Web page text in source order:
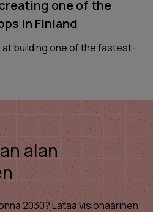
one of the
in Finland
building one of the fastest-
alan
2030? Lataa visionäärinen